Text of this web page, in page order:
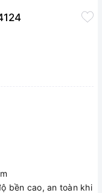
bền cao, an toàn khi